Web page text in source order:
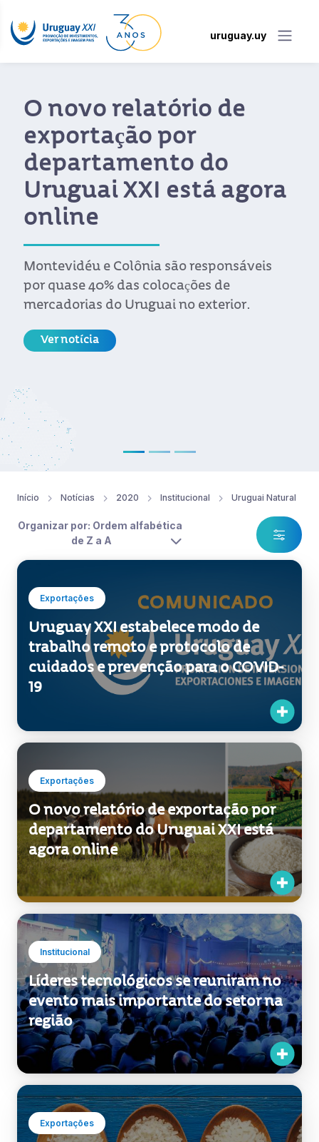
uruguay.uy
O novo relatório de
exportação por
departamento do
Uruguai XXI está agora
online
Montevidéu e Colônia são responsáveis
por quase 40% das colocações de
mercadorias do Uruguai no exterior.
Ver notícia
Início Notícias 2020 Institucional Uruguai Natural
Organizar por: Ordem alfabética
de Z a A
Exportações
Uruguay XXI estabelece modo de
trabalho remoto e protocolo de
cuidados e prevenção para o COVID-
19
Exportações
O novo relatório de exportação por
departamento do Uruguai XXI está
agora online
Institucional
Líderes tecnológicos se reuniram no
evento mais importante do setor na
região
Exportações